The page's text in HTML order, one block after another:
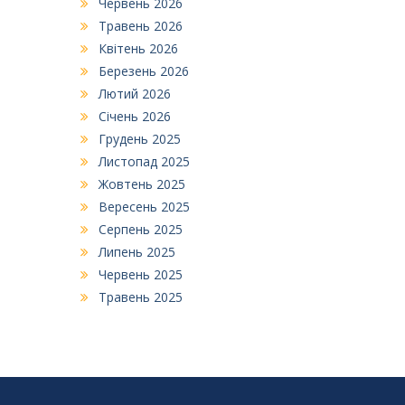
Травень 2026
Квітень 2026
Березень 2026
Лютий 2026
Січень 2026
Грудень 2025
Листопад 2025
Жовтень 2025
Вересень 2025
Серпень 2025
Липень 2025
Червень 2025
Травень 2025